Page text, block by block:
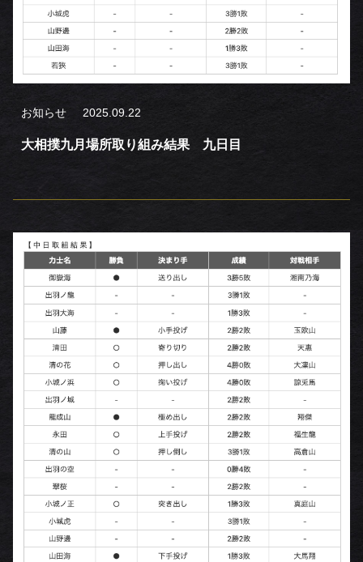
お知らせ 2025.09.22
大相撲九月場所取り組み結果 九日目